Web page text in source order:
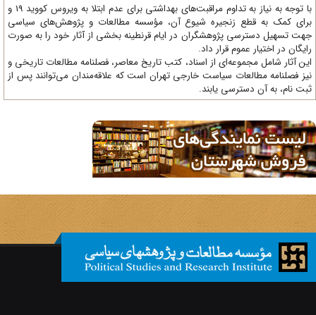
با توجه به نیاز به تداوم مراقبت‌های بهداشتی برای عدم ابتلا به ویروس کووید 19 و
کمک به قطع زنجیره شیوع آن، مؤسسه مطالعات و پژوهش‌های سیاسی
تسهیل دسترسی پژوهشگران در ایام قرنطینه بخشی از آثار خود را به صورت
در اختیار عموم قرار داد.
آثار شامل مجموعه‌ای از اسناد، کتب تاریخ معاصر، فصلنامه‌ مطالعات تاریخی و
فصلنامه مطالعات سیاست خارجی تهران است که علاقه‌مندان می‌توانند پس از
نام، به آن دسترسی یابند.